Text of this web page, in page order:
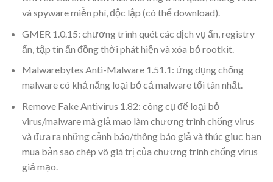
và spyware miễn phí, độc lập (có thể download).
GMER 1.0.15: chương trình quét các dịch vụ ẩn, registry
ẩn, tập tin ẩn đồng thời phát hiện và xóa bỏ rootkit.
Malwarebytes Anti-Malware 1.51.1: ứng dụng chống
malware có khả năng loại bỏ cả malware tối tân nhất.
Remove Fake Antivirus 1.82: công cụ để loại bỏ
virus/malware mà giả mạo làm chương trình chống virus
và đưa ra những cảnh báo/thông báo giả và thúc giục bạn
mua bản sao chép vô giá trị của chương trình chống virus
giả mạo.